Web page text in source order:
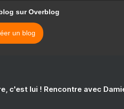
sur Overblog
un blog
c'est lui ! Rencontre avec